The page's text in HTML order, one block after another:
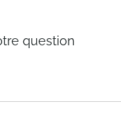
question